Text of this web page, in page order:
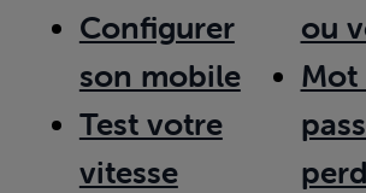
Configurer
son mobile
Test votre
vitesse
ou
Mot